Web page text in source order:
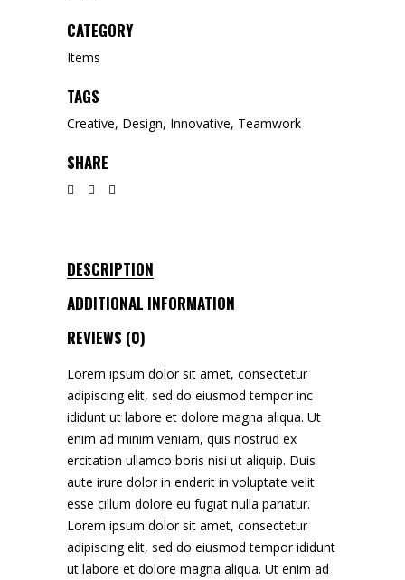
CATEGORY
Items
TAGS
Creative, Design, Innovative, Teamwork
SHARE
DESCRIPTION
ADDITIONAL INFORMATION
REVIEWS (0)
Lorem ipsum dolor sit amet, consectetur
adipiscing elit, sed do eiusmod tempor inc
ididunt ut labore et dolore magna aliqua. Ut
enim ad minim veniam, quis nostrud ex
ercitation ullamco boris nisi ut aliquip. Duis
aute irure dolor in enderit in voluptate velit
esse cillum dolore eu fugiat nulla pariatur.
Lorem ipsum dolor sit amet, consectetur
adipiscing elit, sed do eiusmod tempor ididunt
ut labore et dolore magna aliqua. Ut enim ad